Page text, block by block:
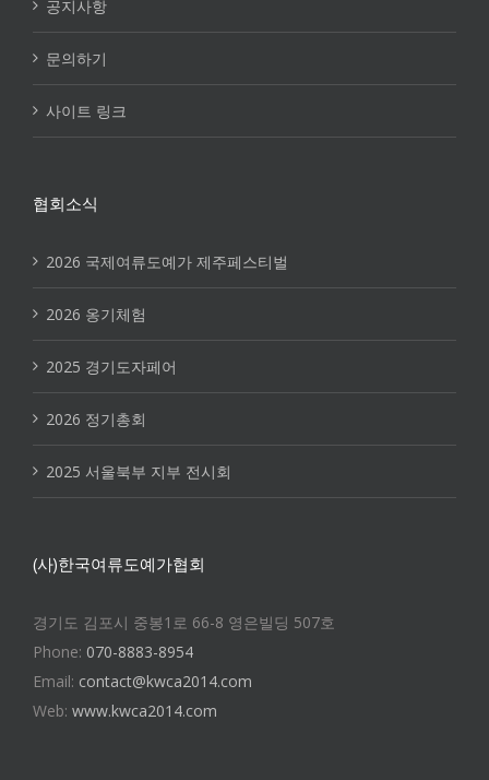
공지사항
문의하기
사이트 링크
협회소식
2026 국제여류도예가 제주페스티벌
2026 옹기체험
2025 경기도자페어
2026 정기총회
2025 서울북부 지부 전시회
(사)한국여류도예가협회
경기도 김포시 중봉1로 66-8 영은빌딩 507호
Phone: 070-8883-8954
Email: contact@kwca2014.com
Web: www.kwca2014.com